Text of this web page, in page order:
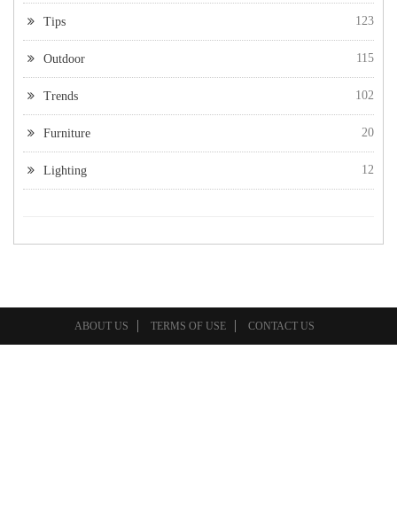
Tips 123
Outdoor 115
Trends 102
Furniture 20
Lighting 12
ABOUT US TERMS OF USE CONTACT US